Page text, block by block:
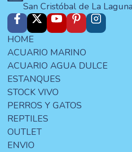
San Cristóbal de La
HOME
ACUARIO MARINO
ACUARIO AGUA DULCE
ESTANQUES
STOCK VIVO
PERROS Y GATOS
REPTILES
OUTLET
ENVIO